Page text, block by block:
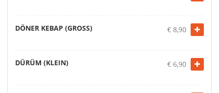
DÖNER KEBAP (GROSS) € 8,90
DÜRÜM (KLEIN) € 6,90